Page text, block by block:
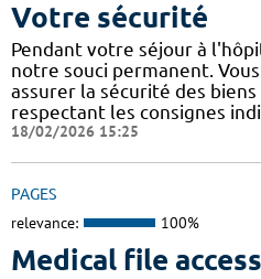
Votre sécurité
Pendant votre séjour à
notre souci permanent.
assurer la sécurité des
respectant les consignes
18/02/2026 15:25
PAGES
relevance: 100%
Medical file access